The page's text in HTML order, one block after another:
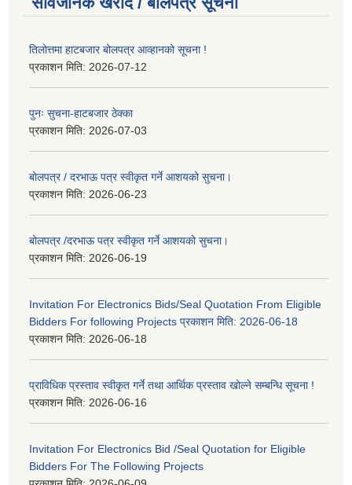
तिलोत्तमा हाटबजार बोलपत्र आव्हानको सूचना !
प्रकाशन मिति: 2026-07-12
पुनः सुचना-हाटबजार ठेक्का
प्रकाशन मिति: 2026-07-03
बोलपत्र / दरभाऊ पत्र स्वीकृत गर्ने आशयको सुचना।
प्रकाशन मिति: 2026-06-23
बोलपत्र /दरभाऊ पत्र स्वीकृत गर्ने आशयको सुचना।
प्रकाशन मिति: 2026-06-19
Invitation For Electronics Bids/Seal Quotation From Eligible
Bidders For following Projects प्रकाशन मिति: 2026-06-18
प्रकाशन मिति: 2026-06-18
प्राविधिक प्रस्ताव स्वीकृत गर्ने तथा आर्थिक प्रस्ताव खोल्ने सम्बन्धि सूचना !
प्रकाशन मिति: 2026-06-16
Invitation For Electronics Bid /Seal Quotation for Eligible
Bidders For The Following Projects